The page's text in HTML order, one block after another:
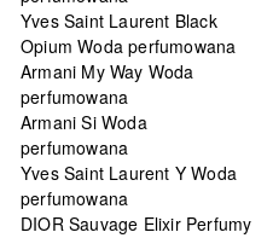
Yves Saint Laurent Black
Opium Woda perfumowana
Armani My Way Woda
perfumowana
Armani Si Woda
perfumowana
Yves Saint Laurent Y Woda
perfumowana
DIOR Sauvage Elixir Perfumy